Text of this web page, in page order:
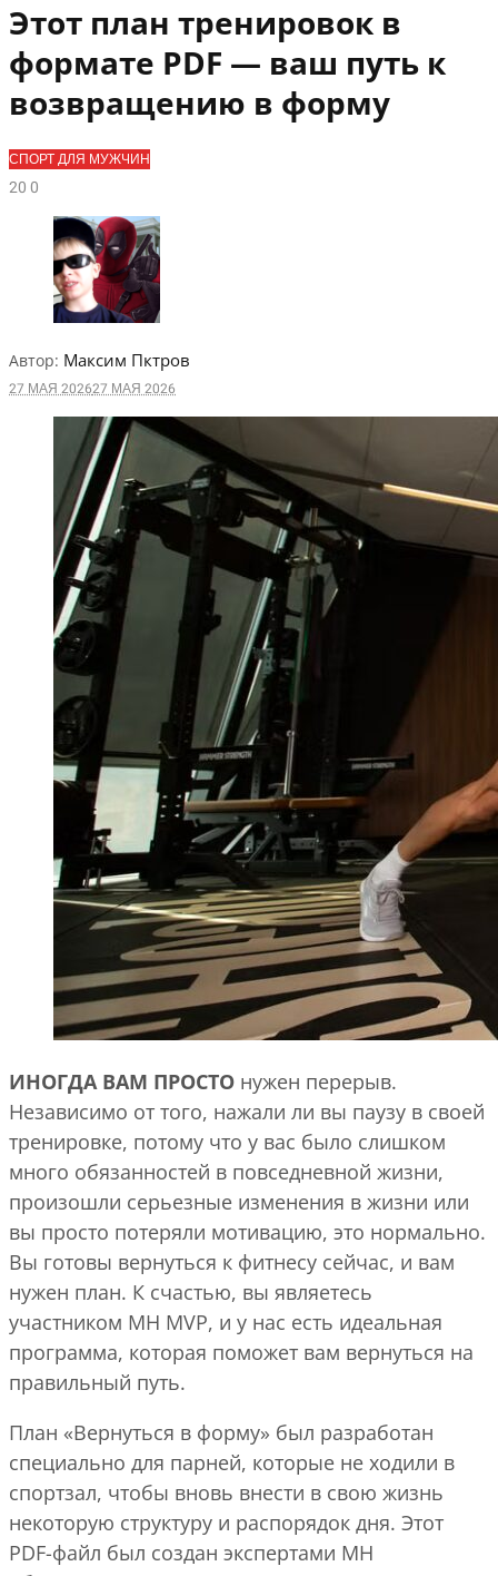
Этот план тренировок в
формате PDF — ваш путь к
возвращению в форму
СПОРТ ДЛЯ МУЖЧИН
200
Автор: Максим Пктров
27 МАЯ 202627 МАЯ 2026
ИНОГДА ВАМ ПРОСТО нужен перерыв.
Независимо от того, нажали ли вы паузу в своей
тренировке, потому что у вас было слишком
много обязанностей в повседневной жизни,
произошли серьезные изменения в жизни или
вы просто потеряли мотивацию, это нормально.
Вы готовы вернуться к фитнесу сейчас, и вам
нужен план. К счастью, вы являетесь
участником MH MVP, и у нас есть идеальная
программа, которая поможет вам вернуться на
правильный путь.
План «Вернуться в форму» был разработан
специально для парней, которые не ходили в
спортзал, чтобы вновь внести в свою жизнь
некоторую структуру и распорядок дня. Этот
PDF-файл был создан экспертами MH